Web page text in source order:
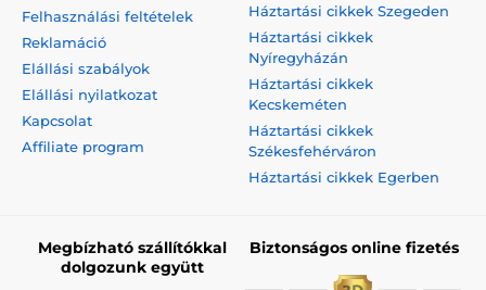
Felhasználási feltételek
Reklamáció
Elállási szabályok
Elállási nyilatkozat
Kapcsolat
Affiliate program
Háztartási cikkek Szegeden
Háztartási cikkek
Nyíregyházán
Háztartási cikkek
Kecskeméten
Háztartási cikkek
Székesfehérváron
Háztartási cikkek Egerben
Megbízható szállítókkal
dolgozunk együtt
Biztonságos online fizetés